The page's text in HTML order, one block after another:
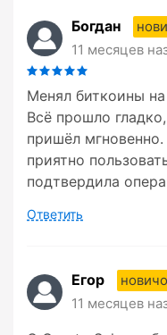
Богдан
11 месяцев
Менял биткоины
Всё прошло
пришёл
приятно
подтвердила
Ответить
Егор
11 месяцев